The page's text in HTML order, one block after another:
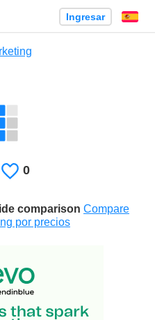
Ingresar
Le
0
comparison Compare
por precios